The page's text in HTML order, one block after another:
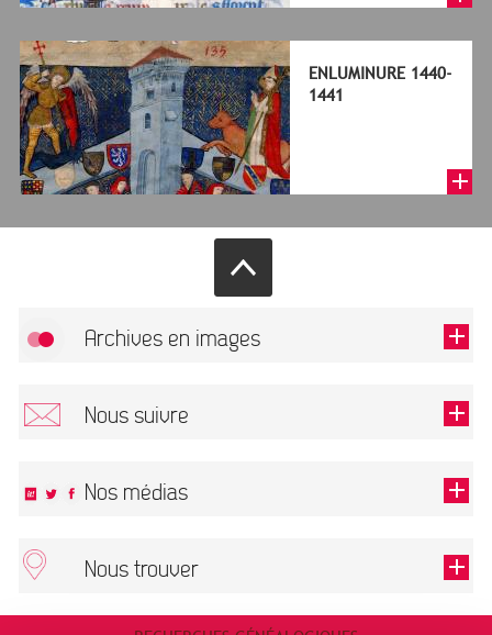
siècle d'Or,...
ENLUMINURE 1440-
1441
Archives en images
Nous suivre
This field is required.
Nos médias
Nous trouver
ARCHIVES MUNICIPALES